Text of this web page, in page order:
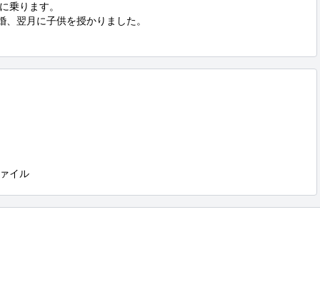
乗ります。
翌月に子供を授かりました。
イル